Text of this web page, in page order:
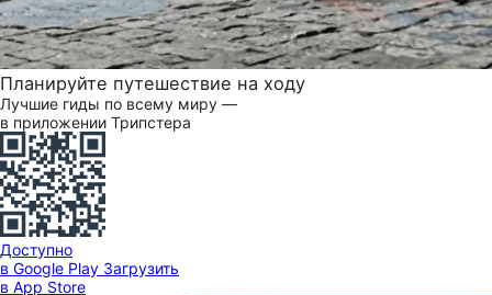
Планируйте путешествие на ходу
Лучшие гиды по всему миру —
в приложении Трипстера
Доступно
в Google Play Загрузить
в App Store